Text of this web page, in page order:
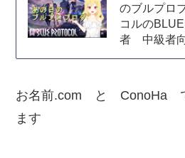
のブルプロ
コルの
者 中級者向
お名前.com と ConoHa
ます